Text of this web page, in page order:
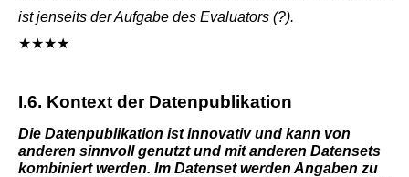
ist jenseits der Aufgabe des Evaluators (?).
★★★★
I.6. Kontext der Datenpublikation
Die Datenpublikation ist innovativ und kann von
anderen sinnvoll genutzt und mit anderen Datensets
kombiniert werden. Im Datenset werden Angaben zu